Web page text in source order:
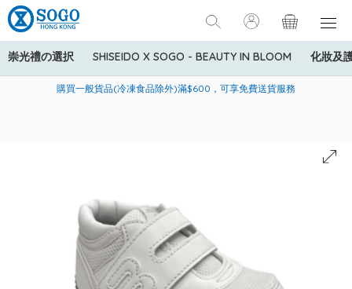
崇光禮の選択 SHISEIDO X SOGO - BEAUTY IN BLOOM 化妝及
美國運通Explorer®信用卡會員購物禮遇：高達5%簽賬回贈！
購買一般貨品(冷凍食品除外)滿$600，可享免費送貨服務
寄送中國內地服務只適用於指定商品，若訂單金額少於HK$600(折